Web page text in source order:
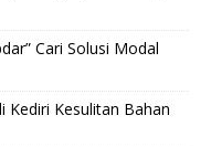
Cari Solusi Modal
Kediri Kesulitan Bahan